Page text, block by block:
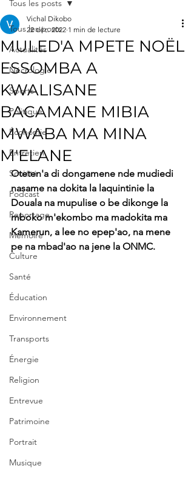
Tous les posts
Actualités
Nécrologie
Sports
Politique
Économie
Entretien
Société
Podcast
Reportage
Mémoire
Culture
Santé
Éducation
Environnement
Transports
Énergie
Religion
Entrevue
Patrimoine
Portrait
Musique
Tous les posts
MULED'A MPETE NOËL
ESSOMBA A
KWALISANE
BACAMANE MIBIA
MWABA MA MINA
M'ELANE
Vichal Dikobo
22 déc. 2022 1 min de lecture
Oteten'a di dongamene nde mudiedi
nasame na dokita la laquintinie la
Douala na mupulise o be dikonge la
mboko m'ekombo ma madokita ma
Kamerun, a lee no epep'ao, na mene
pe na mbad'ao na jene la ONMC.